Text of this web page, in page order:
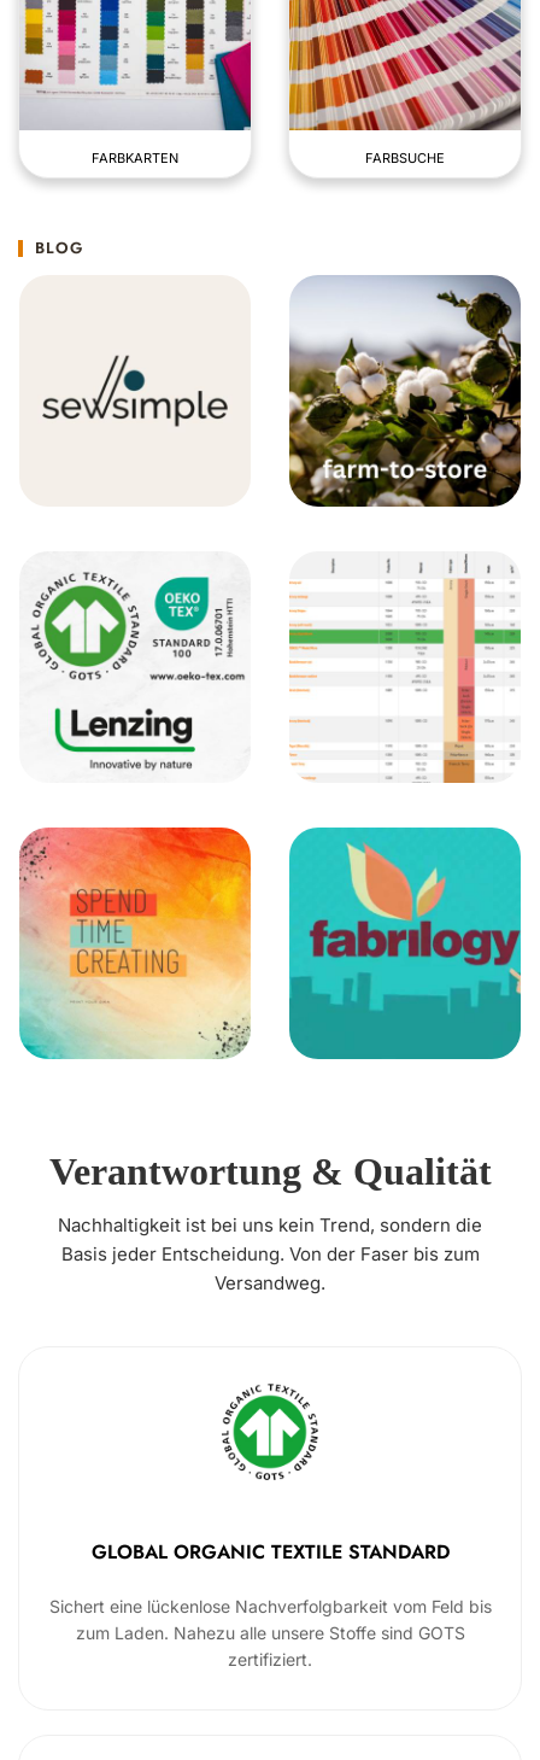
FARBKARTEN FARBSUCHE
BLOG
Verantwortung & Qualität
Nachhaltigkeit ist bei uns kein Trend, sondern die
Basis jeder Entscheidung. Von der Faser bis zum
Versandweg.
GLOBAL ORGANIC TEXTILE STANDARD
Sichert eine lückenlose Nachverfolgbarkeit vom Feld bis
zum Laden. Nahezu alle unsere Stoffe sind GOTS
zertifiziert.